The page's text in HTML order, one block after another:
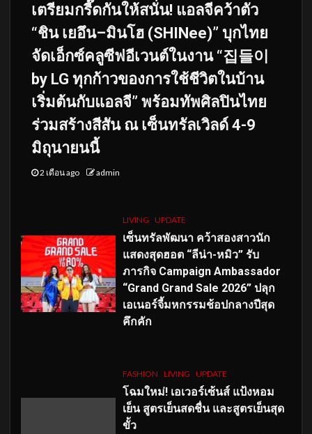
เตรียมกรี๊ดกันให้สนั่น! แอลจีคว้าตัว
“ชิน เยอึน–มินโฮ (SHINee)” บุกไทย
จัดเอ็กซ์คลูซีฟอีเวนต์ในงาน “집들이
by LG ทุกก้าวของการใช้ชีวิตในบ้าน
เริ่มต้นกับแอลจี” พร้อมทัพศิลปินไทย
ร่วมสร้างสีสัน ณ เซ็นทรัลเวิลด์ 4-9
มิถุนายนนี้
2 เดือน ago admin
LIVING UPDATE
เซ็นทรัลพัฒนา คว้าสองสาวนัก
แสดงสุดฮอต “ลีน่า-หมิว” รับ
ภารกิจ Campaign Ambassador
“Grand Grand Sale 2026” ปลุก
เอเนอร์จี้มหกรรมช้อปกลางปีสุด
คึกคัก
FASHION LIVING UPDATE
โฉมใหม่! เอเวอร์เซ้นส์ แป้งหอม
เย็น สูตรเย็นสดชื่น และสูตรเย็นสุด
ขั้ว